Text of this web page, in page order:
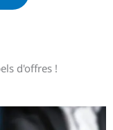
d'offres !